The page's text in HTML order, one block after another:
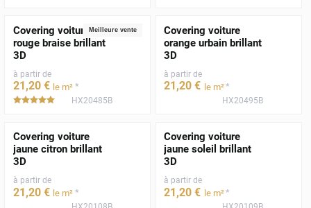
Meilleure vente
Covering voiture
rouge braise brillant
3D
à partir de
21 ,20 € le m² *
*****HX20485B
Covering voiture
orange urbain brillant
3D
à partir de
21 ,20 € le m²*
HX20495B
Covering voiture
jaune citron brillant
3D
à partir de
21,20 € le m² *
Covering voiture
jaune soleil brillant
3D
à partir de
21,20 € le m²*